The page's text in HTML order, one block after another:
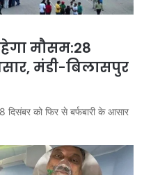
मौसम:28
मंडी-बिलासपुर
को फिर से बर्फबारी के आसार